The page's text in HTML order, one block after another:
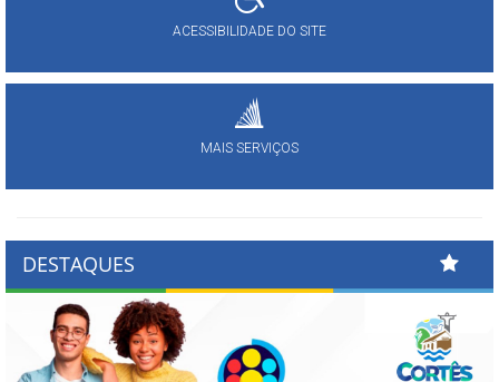
ACESSIBILIDADE DO SITE
MAIS SERVIÇOS
DESTAQUES